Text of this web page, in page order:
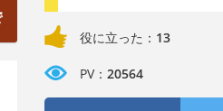
役に立った： 13
PV： 20564